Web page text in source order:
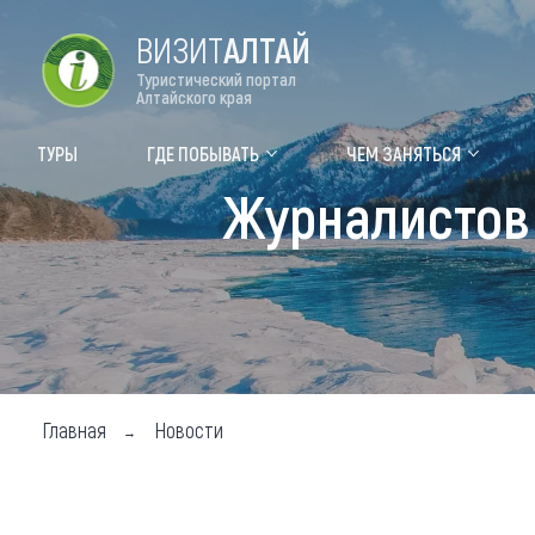
Туры Где
ВИЗИТАЛТАЙ
Туристический портал
Алтайского края
ТУРЫ ГДЕ ПОБЫВАТЬ ЧЕМ ЗАНЯТЬСЯ
Главная Новости